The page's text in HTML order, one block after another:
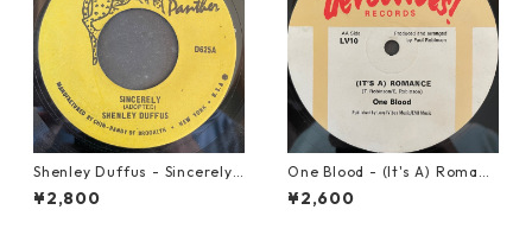
Shenley Duffus - Sincerely
【7-22021】
¥2,800
One Blood - (It's A) Romanc
e【12-50054】
¥2,600